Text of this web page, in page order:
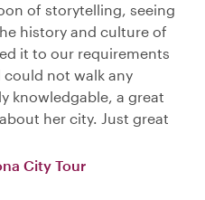
of storytelling, seeing
history and culture of
it to our requirements
not walk any
knowledgable, a great
her city. Just great
City Tour